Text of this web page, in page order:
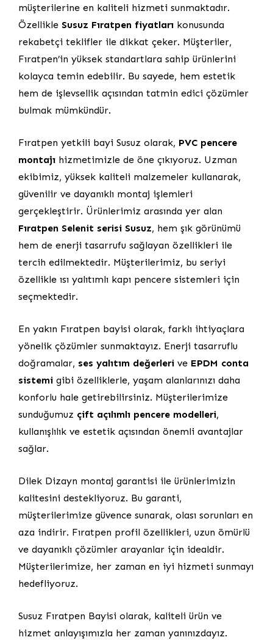
müşterilerine en kaliteli hizmeti sunmaktadır.
Özellikle Susuz Fıratpen fiyatları konusunda
rekabetçi teklifler ile dikkat çeker. Müşteriler,
Fıratpen’in yüksek standartlara sahip ürünlerini
kolayca temin edebilir. Bu sayede, hem estetik
hem de işlevsellik açısından tatmin edici çözümler
bulmak mümkündür.
Fıratpen yetkili bayi Susuz olarak, PVC pencere
montajı hizmetimizle de öne çıkıyoruz. Uzman
ekibimiz, yüksek kaliteli malzemeler kullanarak,
güvenilir ve dayanıklı montaj işlemleri
gerçekleştirir. Ürünlerimiz arasında yer alan
Fıratpen Selenit serisi Susuz, hem şık görünümü
hem de enerji tasarrufu sağlayan özellikleri ile
tercih edilmektedir. Müşterilerimiz, bu seriyi
özellikle ısı yalıtımlı kapı pencere sistemleri için
seçmektedir.
En yakın Fıratpen bayisi olarak, farklı ihtiyaçlara
yönelik çözümler sunmaktayız. Enerji tasarruflu
doğramalar, ses yalıtım değerleri ve EPDM conta
sistemi gibi özelliklerle, yaşam alanlarınızı daha
konforlu hale getirebilirsiniz. Müşterilerimize
sunduğumuz çift açılımlı pencere modelleri,
kullanışlılık ve estetik açısından önemli avantajlar
sağlar.
Dilek Dizayn montaj garantisi ile ürünlerimizin
kalitesini destekliyoruz. Bu garanti,
müşterilerimize güvence sunarak, olası sorunları en
aza indirir. Fıratpen profil özellikleri, uzun ömürlü
ve dayanıklı çözümler arayanlar için idealdir.
Müşterilerimize, her zaman en iyi hizmeti sunmayı
hedefliyoruz.
Susuz Fıratpen Bayisi olarak, kaliteli ürün ve
hizmet anlayışımızla her zaman yanınızdayız.